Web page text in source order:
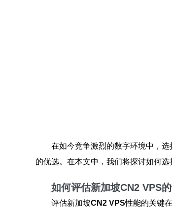
在如今竞争激烈的数字环境中，
的优选。在本文中，我们将探讨如何选
如何评估新加坡CN2 VPS
评估新加坡CN2 VPS性能的关键